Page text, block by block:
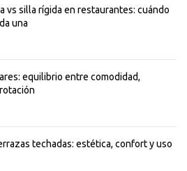
vs silla rígida en restaurantes: cuándo
una
equilibrio entre comodidad,
techadas: estética, confort y uso